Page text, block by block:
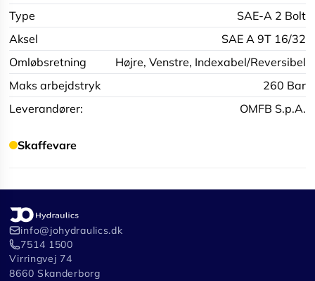
Type
SAE-A 2 Bolt
Aksel
SAE A 9T 16/32
Omløbsretning
Højre, Venstre, Indexabel/Reversibel
Maks arbejdstryk
260 Bar
Leverandører:
OMFB S.p.A.
Skaffevare
info@johydraulics.dk
7514 1500
Virringvej 74
8660 Skanderborg